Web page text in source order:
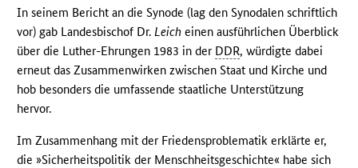
In seinem Bericht an die Synode (lag den Synodalen schriftlich
vor) gab Landesbischof Dr. Leich einen ausführlichen Überblick
über die Luther-Ehrungen 1983 in der DDR, würdigte dabei
erneut das Zusammenwirken zwischen Staat und Kirche und
hob besonders die umfassende staatliche Unterstützung
hervor.
Im Zusammenhang mit der Friedensproblematik erklärte er,
die »Sicherheitspolitik der Menschheitsgeschichte« habe sich